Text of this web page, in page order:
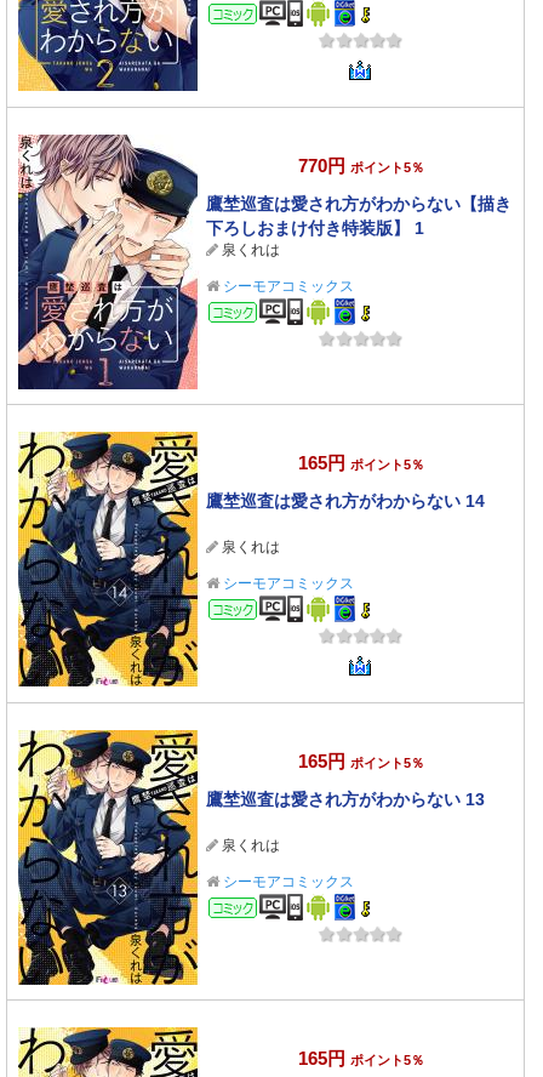
コミック
770円 ポイント5％
鷹埜巡査は愛され方がわからない【描き
下ろしおまけ付き特装版】 1
泉くれは
シーモアコミックス
コミック
165円 ポイント5％
鷹埜巡査は愛され方がわからない 14
泉くれは
シーモアコミックス
コミック
165円 ポイント5％
鷹埜巡査は愛され方がわからない 13
泉くれは
シーモアコミックス
コミック
165円 ポイント5％